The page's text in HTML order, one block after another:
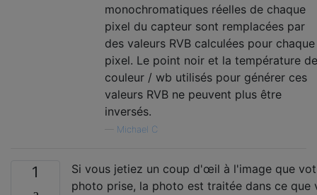
monochromatiques réelles de chaque
pixel du capteur sont remplacées par
des valeurs RVB calculées pour chaque
pixel. Le point noir et la température de
couleur / wb utilisés pour générer ces
valeurs RVB ne peuvent plus être
inversés.
Michael C
1
Si vous jetiez un coup d'œil à l'image que
photo prise, la photo est traitée dans ce